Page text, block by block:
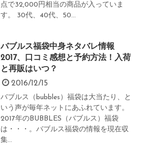
点で32,000円相当の商品が入っていま
す。 30代、40代、50...
バブルス福袋中身ネタバレ情報
2017、口コミ感想と予約方法！入荷
と再販はいつ？
2016/12/15
バブルス（bubbles）福袋は大当たり、と
いう声が毎年ネットにあふれています。
2017年のBUBBLES（バブルス）福袋
は・・・。バブルス福袋の情報を現在収
集...